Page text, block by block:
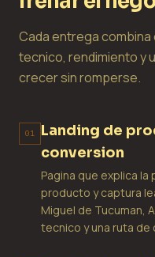
Cada entrega combina
tecnico, rendimiento y
crecer sin romperse.
01
Landing de
conversion
Pagina que explica
producto y captura
Miguel de Tucuman,
tecnico y una ruta de